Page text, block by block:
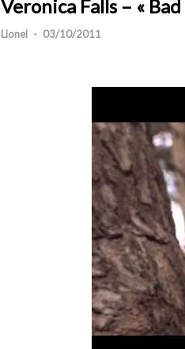
Veronica Falls – «
Lionel - 03/10/2011